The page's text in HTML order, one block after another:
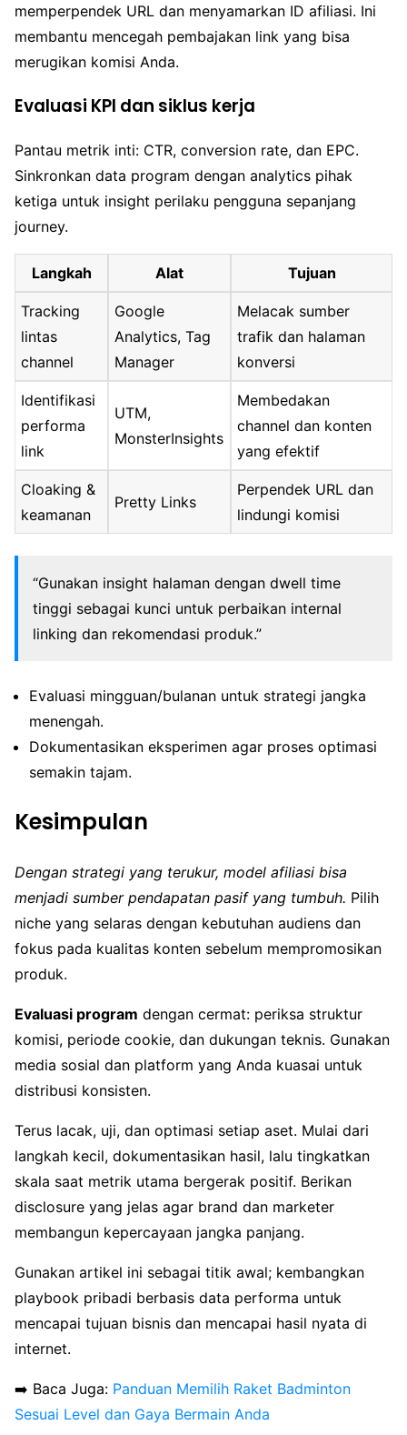
memperpendek URL dan menyamarkan ID afiliasi. Ini
membantu mencegah pembajakan link yang bisa
merugikan komisi Anda.
Evaluasi KPI dan siklus kerja
Pantau metrik inti: CTR, conversion rate, dan EPC.
Sinkronkan data program dengan analytics pihak
ketiga untuk insight perilaku pengguna sepanjang
journey.
Langkah Alat Tujuan
Tracking
lintas
channel
Google
Analytics, Tag
Manager
Melacak sumber
trafik dan halaman
konversi
Identifikasi
performa
link
UTM,
MonsterInsights
Membedakan
channel dan konten
yang efektif
Cloaking &
keamanan
Pretty Links
Perpendek URL dan
lindungi komisi
“Gunakan insight halaman dengan dwell time
tinggi sebagai kunci untuk perbaikan internal
linking dan rekomendasi produk.”
Evaluasi mingguan/bulanan untuk strategi jangka
menengah.
Dokumentasikan eksperimen agar proses optimasi
semakin tajam.
Kesimpulan
Dengan strategi yang terukur, model afiliasi bisa
menjadi sumber pendapatan pasif yang tumbuh. Pilih
niche yang selaras dengan kebutuhan audiens dan
fokus pada kualitas konten sebelum mempromosikan
produk.
Evaluasi program dengan cermat: periksa struktur
komisi, periode cookie, dan dukungan teknis. Gunakan
media sosial dan platform yang Anda kuasai untuk
distribusi konsisten.
Terus lacak, uji, dan optimasi setiap aset. Mulai dari
langkah kecil, dokumentasikan hasil, lalu tingkatkan
skala saat metrik utama bergerak positif. Berikan
disclosure yang jelas agar brand dan marketer
membangun kepercayaan jangka panjang.
Gunakan artikel ini sebagai titik awal; kembangkan
playbook pribadi berbasis data performa untuk
mencapai tujuan bisnis dan mencapai hasil nyata di
internet.
➡️ Baca Juga: Panduan Memilih Raket Badminton
Sesuai Level dan Gaya Bermain Anda